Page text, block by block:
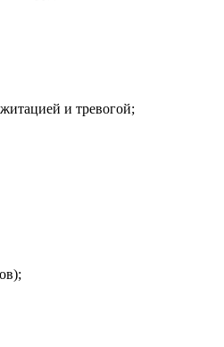
и тревогой;